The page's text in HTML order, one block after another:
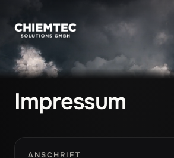
Impressum
ANSCHRIFT